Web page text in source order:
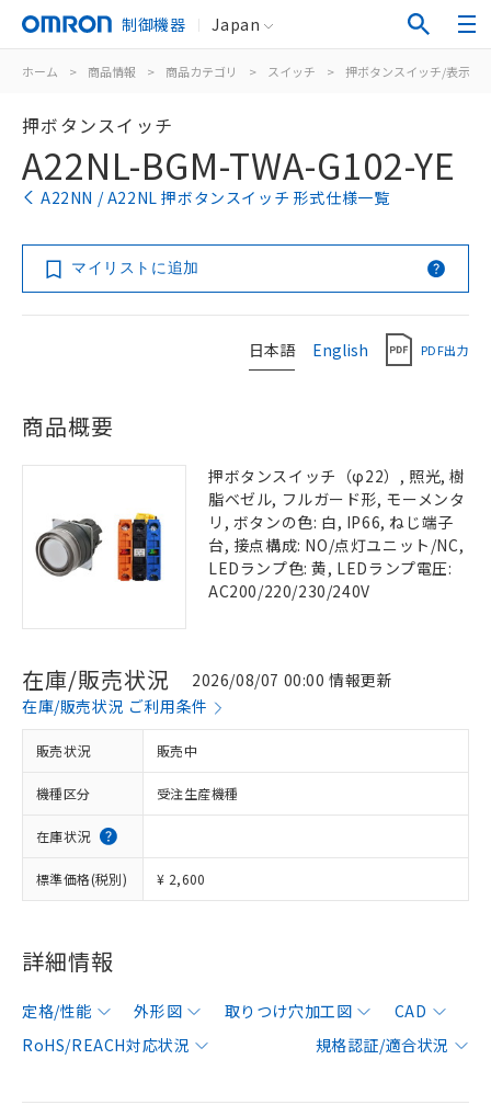
制御機器 Japan
ホーム > 商品情報 > 商品カテゴリ > スイッチ > 押ボタンスイッチ/表示灯
押ボタンスイッチ
A22NL-BGM-TWA-G102-YE
A22NN / A22NL 押ボタンスイッチ 形式仕様一覧
マイリストに追加
日本語 English PDF出力
商品概要
押ボタンスイッチ（φ22）, 照光, 樹
脂ベゼル, フルガード形, モーメンタ
リ, ボタンの色: 白, IP66, ねじ端子
台, 接点構成: NO/点灯ユニット/NC,
LEDランプ色: 黄, LEDランプ電圧:
AC200/220/230/240V
在庫/販売状況
2026/08/07 00:00 情報更新
在庫/販売状況 ご利用条件
販売状況 販売中
機種区分 受注生産機種
在庫状況
標準価格(税別) ¥ 2,600
詳細情報
定格/性能 外形図 取りつけ穴加工図
CAD
RoHS/REACH対応状況
規格認証/適合状況